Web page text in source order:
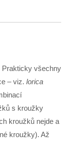
Prakticky všechny
– viz. lorica
s kroužky
kroužků nejde a
kroužky). Až